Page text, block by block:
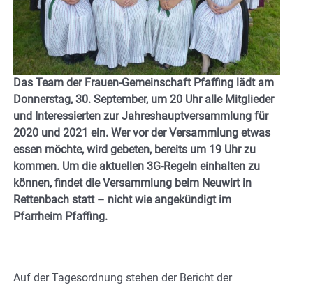
Das Team der Frauen-Gemeinschaft Pfaffing lädt am
Donnerstag, 30. September, um 20 Uhr alle Mitglieder
und Interessierten zur Jahreshauptversammlung für
2020 und 2021 ein. Wer vor der Versammlung etwas
essen möchte, wird gebeten, bereits um 19 Uhr zu
kommen. Um die aktuellen 3G-Regeln einhalten zu
können, findet die Versammlung beim Neuwirt in
Rettenbach statt – nicht wie angekündigt im
Pfarrheim Pfaffing.
Auf der Tagesordnung stehen der Bericht der